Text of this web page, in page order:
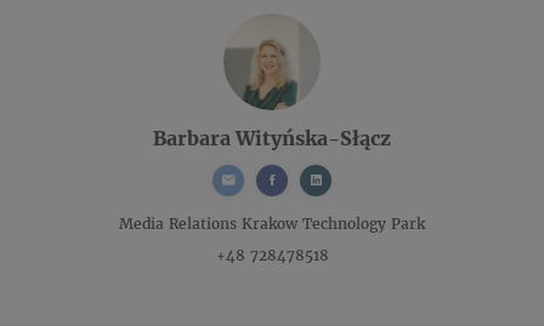
Barbara Wityńska-Słącz
Media Relations Krakow Technology Park
+48 728478518